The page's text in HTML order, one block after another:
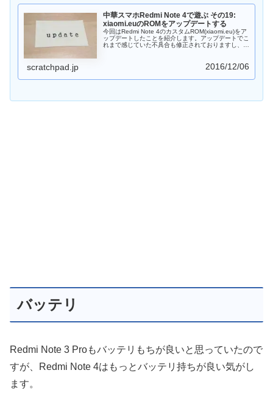
中華スマホRedmi Note 4で遊ぶ その19:
xiaomi.euのROMをアップデートする
今回はRedmi Note 4のカスタムROM(xiaomi.eu)をア
ップデートしたことを紹介します。アップデートでこ
れまで感じていた不具合も修正されておりますし、ア
scratchpad.jp 2016/12/06
バッテリ
Redmi Note 3 Proもバッテリもちが良いと思っていたので
すが、Redmi Note 4はもっとバッテリ持ちが良い気がし
ます。